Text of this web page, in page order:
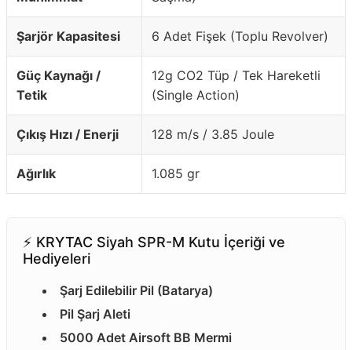
Şarjör Kapasitesi 6 Adet Fişek (Toplu Revolver)
Güç Kaynağı /
Tetik
12g CO2 Tüp / Tek Hareketli
(Single Action)
Çıkış Hızı / Enerji 128 m/s / 3.85 Joule
Ağırlık 1.085 gr
⚡️ KRYTAC Siyah SPR-M Kutu İçeriği ve
Hediyeleri
Şarj Edilebilir Pil (Batarya)
Pil Şarj Aleti
5000 Adet Airsoft BB Mermi